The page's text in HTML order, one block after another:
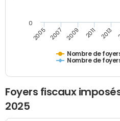
Nombre de
Nombre de
2005 2007 2009 2011 2013
0
Foyers fiscaux
2025